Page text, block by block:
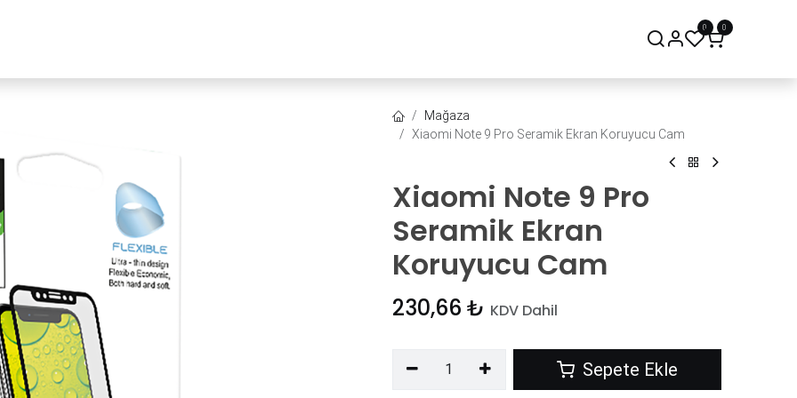
0 0
Mağaza
Xiaomi Note 9 Pro Seramik Ekran Koruyucu Cam
Xiaomi Note 9 Pro
Seramik Ekran
Koruyucu Cam
230,66 ₺ KDV Dahil
Sepete Ekle